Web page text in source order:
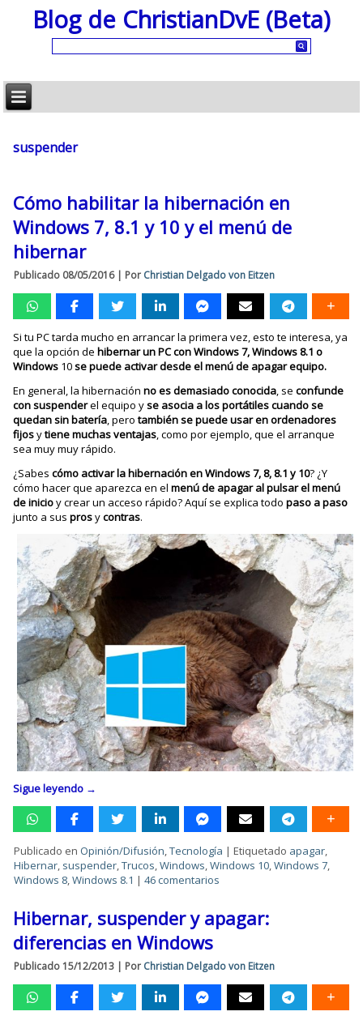
Blog de ChristianDvE (Beta)
suspender
Cómo habilitar la hibernación en
Windows 7, 8.1 y 10 y el menú de
hibernar
Publicado 08/05/2016| Por Christian Delgado von Eitzen
Si tu PC tarda mucho en arrancar la primera vez, esto te interesa, ya
que la opción dehibernar un PC con Windows 7, Windows 8.1 o
Windows 10se puede activar desde el menú de apagar equipo.
En general, la hibernaciónno es demasiado conocida, seconfunde
con suspenderel equipo yse asocia a los portátiles cuando se
quedan sin batería, perotambién se puede usar en ordenadores
fijosytiene muchas ventajas, como por ejemplo, que el arranque
sea muy muy rápido.
¿Sabescómo activar la hibernación en Windows 7, 8, 8.1 y 10? ¿Y
cómo hacer que aparezca en elmenú de apagar al pulsar el menú
de inicioy crear un acceso rápido? Aquí se explica todopaso a paso
junto a susprosycontras.
Sigue leyendo →
Publicado en Opinión/Difusión,Tecnología |Etiquetado apagar,
Hibernar, suspender,Trucos,Windows,Windows 10,Windows 7,
Windows 8,Windows 8.1 |46 comentarios
Hibernar, suspender y apagar:
diferencias en Windows
Publicado 15/12/2013 | Por Christian Delgado von Eitzen